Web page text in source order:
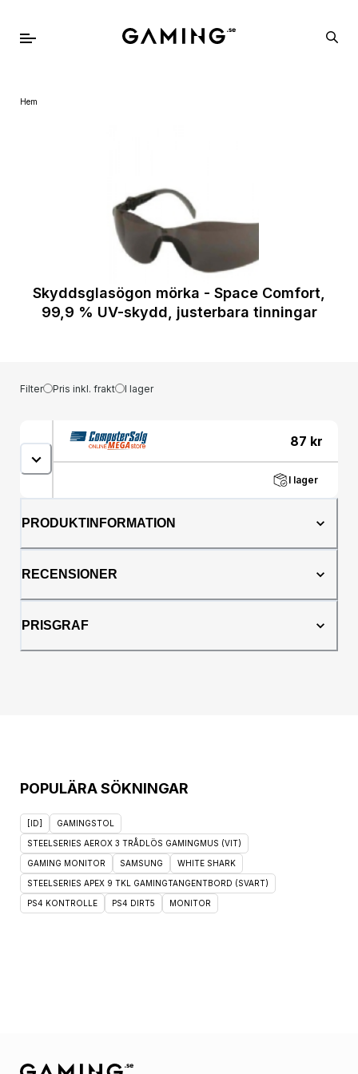
Hem
Skyddsglasögon mörka - Space Comfort,
99,9 % UV-skydd, justerbara tinningar
Filter Pris inkl. frakt I lager
87 kr
I lager
PRODUKTINFORMATION
RECENSIONER
PRISGRAF
POPULÄRA SÖKNINGAR
[ID] GAMINGSTOL
STEELSERIES AEROX 3 TRÅDLÖS GAMINGMUS (VIT)
GAMING MONITOR SAMSUNG WHITE SHARK
STEELSERIES APEX 9 TKL GAMINGTANGENTBORD (SVART)
PS4 KONTROLLE PS4 DIRT5 MONITOR